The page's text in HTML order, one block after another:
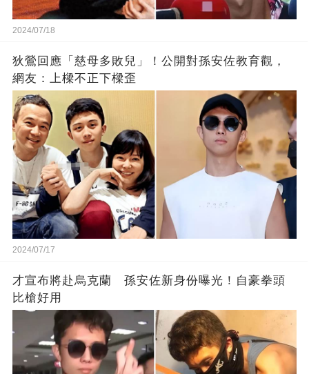
2024/07/18
狄鶯回應「慈母多敗兒」！公開對孫安佐教育觀，
網友：上樑不正下樑歪
2024/07/17
才宣布將赴烏克蘭 孫安佐新身份曝光！自豪拳頭
比槍好用